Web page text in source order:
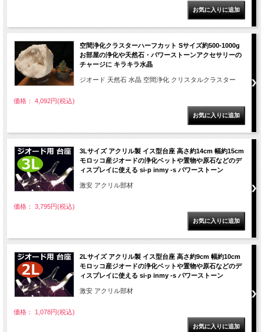
空間浄化クラスターハーフカット Sサイズ約500-1000g
お部屋の浄化や天然石・パワーストーンアクセサリーの
チャージに キラキラ水晶
ジオード 天然石 水晶 空間浄化 クリスタルクラスター
価格： 4,092円(税込)
3Lサイズ アクリル製 イス型台座 高さ約14cm 幅約15cm
モロッコ産ジオードの浄化ベットや置物や原石などのデ
ィスプレイに使える si-p inmy -s パワーストーン
激安 アクリル部材
価格： 3,795円(税込)
2Lサイズ アクリル製 イス型台座 高さ約9cm 幅約10cm
モロッコ産ジオードの浄化ベットや置物や原石などのデ
ィスプレイに使える si-p inmy -s パワーストーン
激安 アクリル部材
価格： 1,078円(税込)